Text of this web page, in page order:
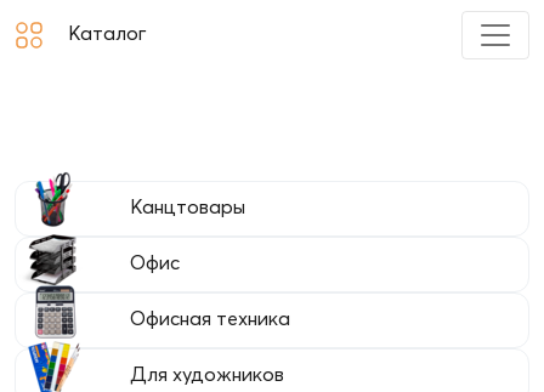
Каталог
Канцтовары
Офис
Офисная техника
Для художников